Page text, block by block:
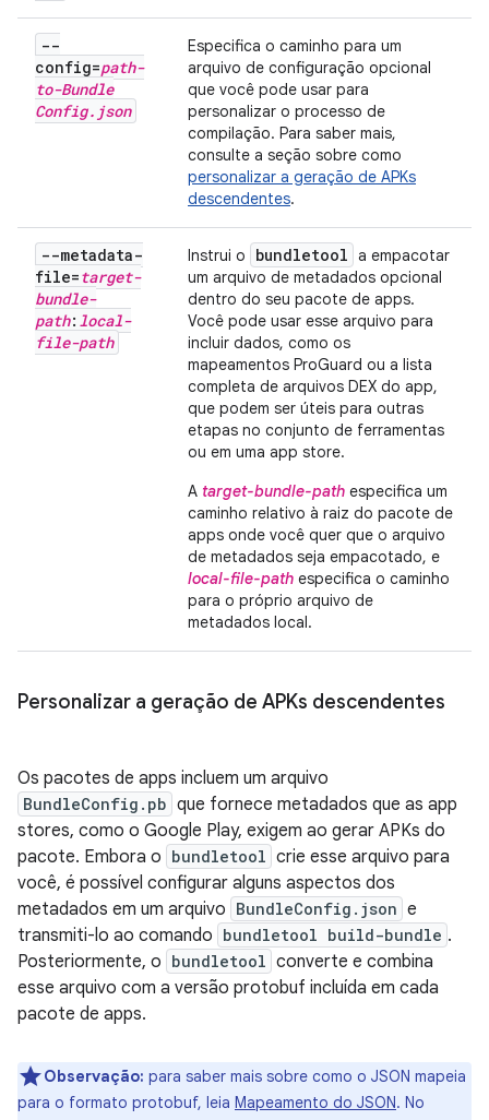
--
config=path-
to-Bundle
Config. json
Especifica o caminho para um
arquivo de configuração opcional
que você pode usar para
personalizar o processo de
compilação. Para saber mais,
consulte a seção sobre como
personalizar a geração de APKs
descendentes.
--metadata-
file=target-
bundle-
path: local-
file-path
Instrui o bundletool a empacotar
um arquivo de metadados opcional
dentro do seu pacote de apps.
Você pode usar esse arquivo para
incluir dados, como os
mapeamentos ProGuard ou a lista
completa de arquivos DEX do app,
que podem ser úteis para outras
etapas no conjunto de ferramentas
ou em uma app store.
A target-bundle-path especifica um
caminho relativo à raiz do pacote de
apps onde você quer que o arquivo
de metadados seja empacotado, e
local-file-path especifica o caminho
para o próprio arquivo de
metadados local.
Personalizar a geração de APKs descendentes
Os pacotes de apps incluem um arquivo
BundleConfig.pb que fornece metadados que as app
stores, como o Google Play, exigem ao gerar APKs do
pacote. Embora o bundletool crie esse arquivo para
você, é possível configurar alguns aspectos dos
metadados em um arquivo BundleConfig.json e
transmiti-lo ao comando bundletool build-bundle .
Posteriormente, o bundletool converte e combina
esse arquivo com a versão protobuf incluída em cada
pacote de apps.
Observação: para saber mais sobre como o JSON mapeia
para o formato protobuf, leia Mapeamento do JSON. No